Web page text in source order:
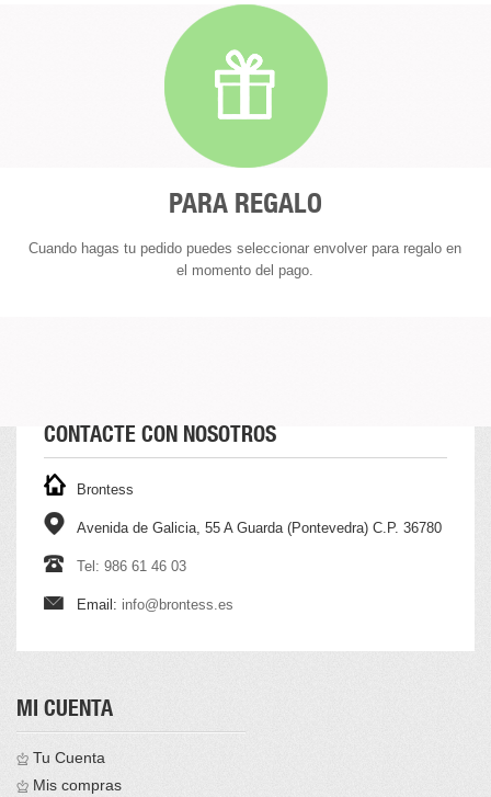
PARA REGALO
Cuando hagas tu pedido puedes seleccionar envolver para regalo en
el momento del pago.
CONTACTE CON NOSOTROS
Brontess
Avenida de Galicia, 55 A Guarda (Pontevedra) C.P. 36780
Tel: 986 61 46 03
Email: info@brontess.es
MI CUENTA
Tu Cuenta
Mis compras